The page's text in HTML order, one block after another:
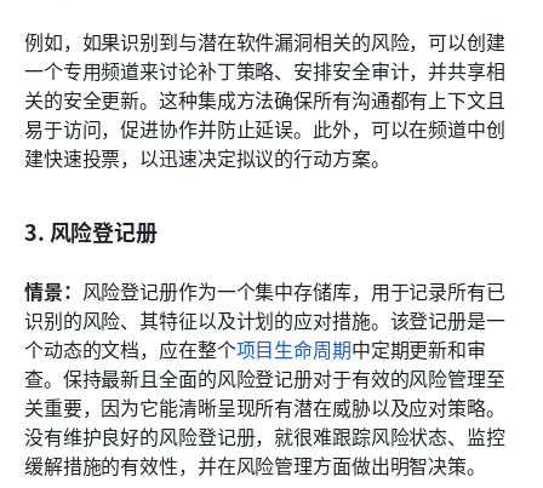
例如，如果识别到与潜在软件漏洞相关的风险，可以创建
一个专用频道来讨论补丁策略、安排安全审计，并共享相
关的安全更新。这种集成方法确保所有沟通都有上下文且
易于访问，促进协作并防止延误。此外，可以在频道中创
建快速投票，以迅速决定拟议的行动方案。
3. 风险登记册
情景： 风险登记册作为一个集中存储库，用于记录所有已
识别的风险、其特征以及计划的应对措施。该登记册是一
个动态的文档，应在整个项目生命周期中定期更新和审
查。保持最新且全面的风险登记册对于有效的风险管理至
关重要，因为它能清晰呈现所有潜在威胁以及应对策略。
没有维护良好的风险登记册，就很难跟踪风险状态、监控
缓解措施的有效性，并在风险管理方面做出明智决策。